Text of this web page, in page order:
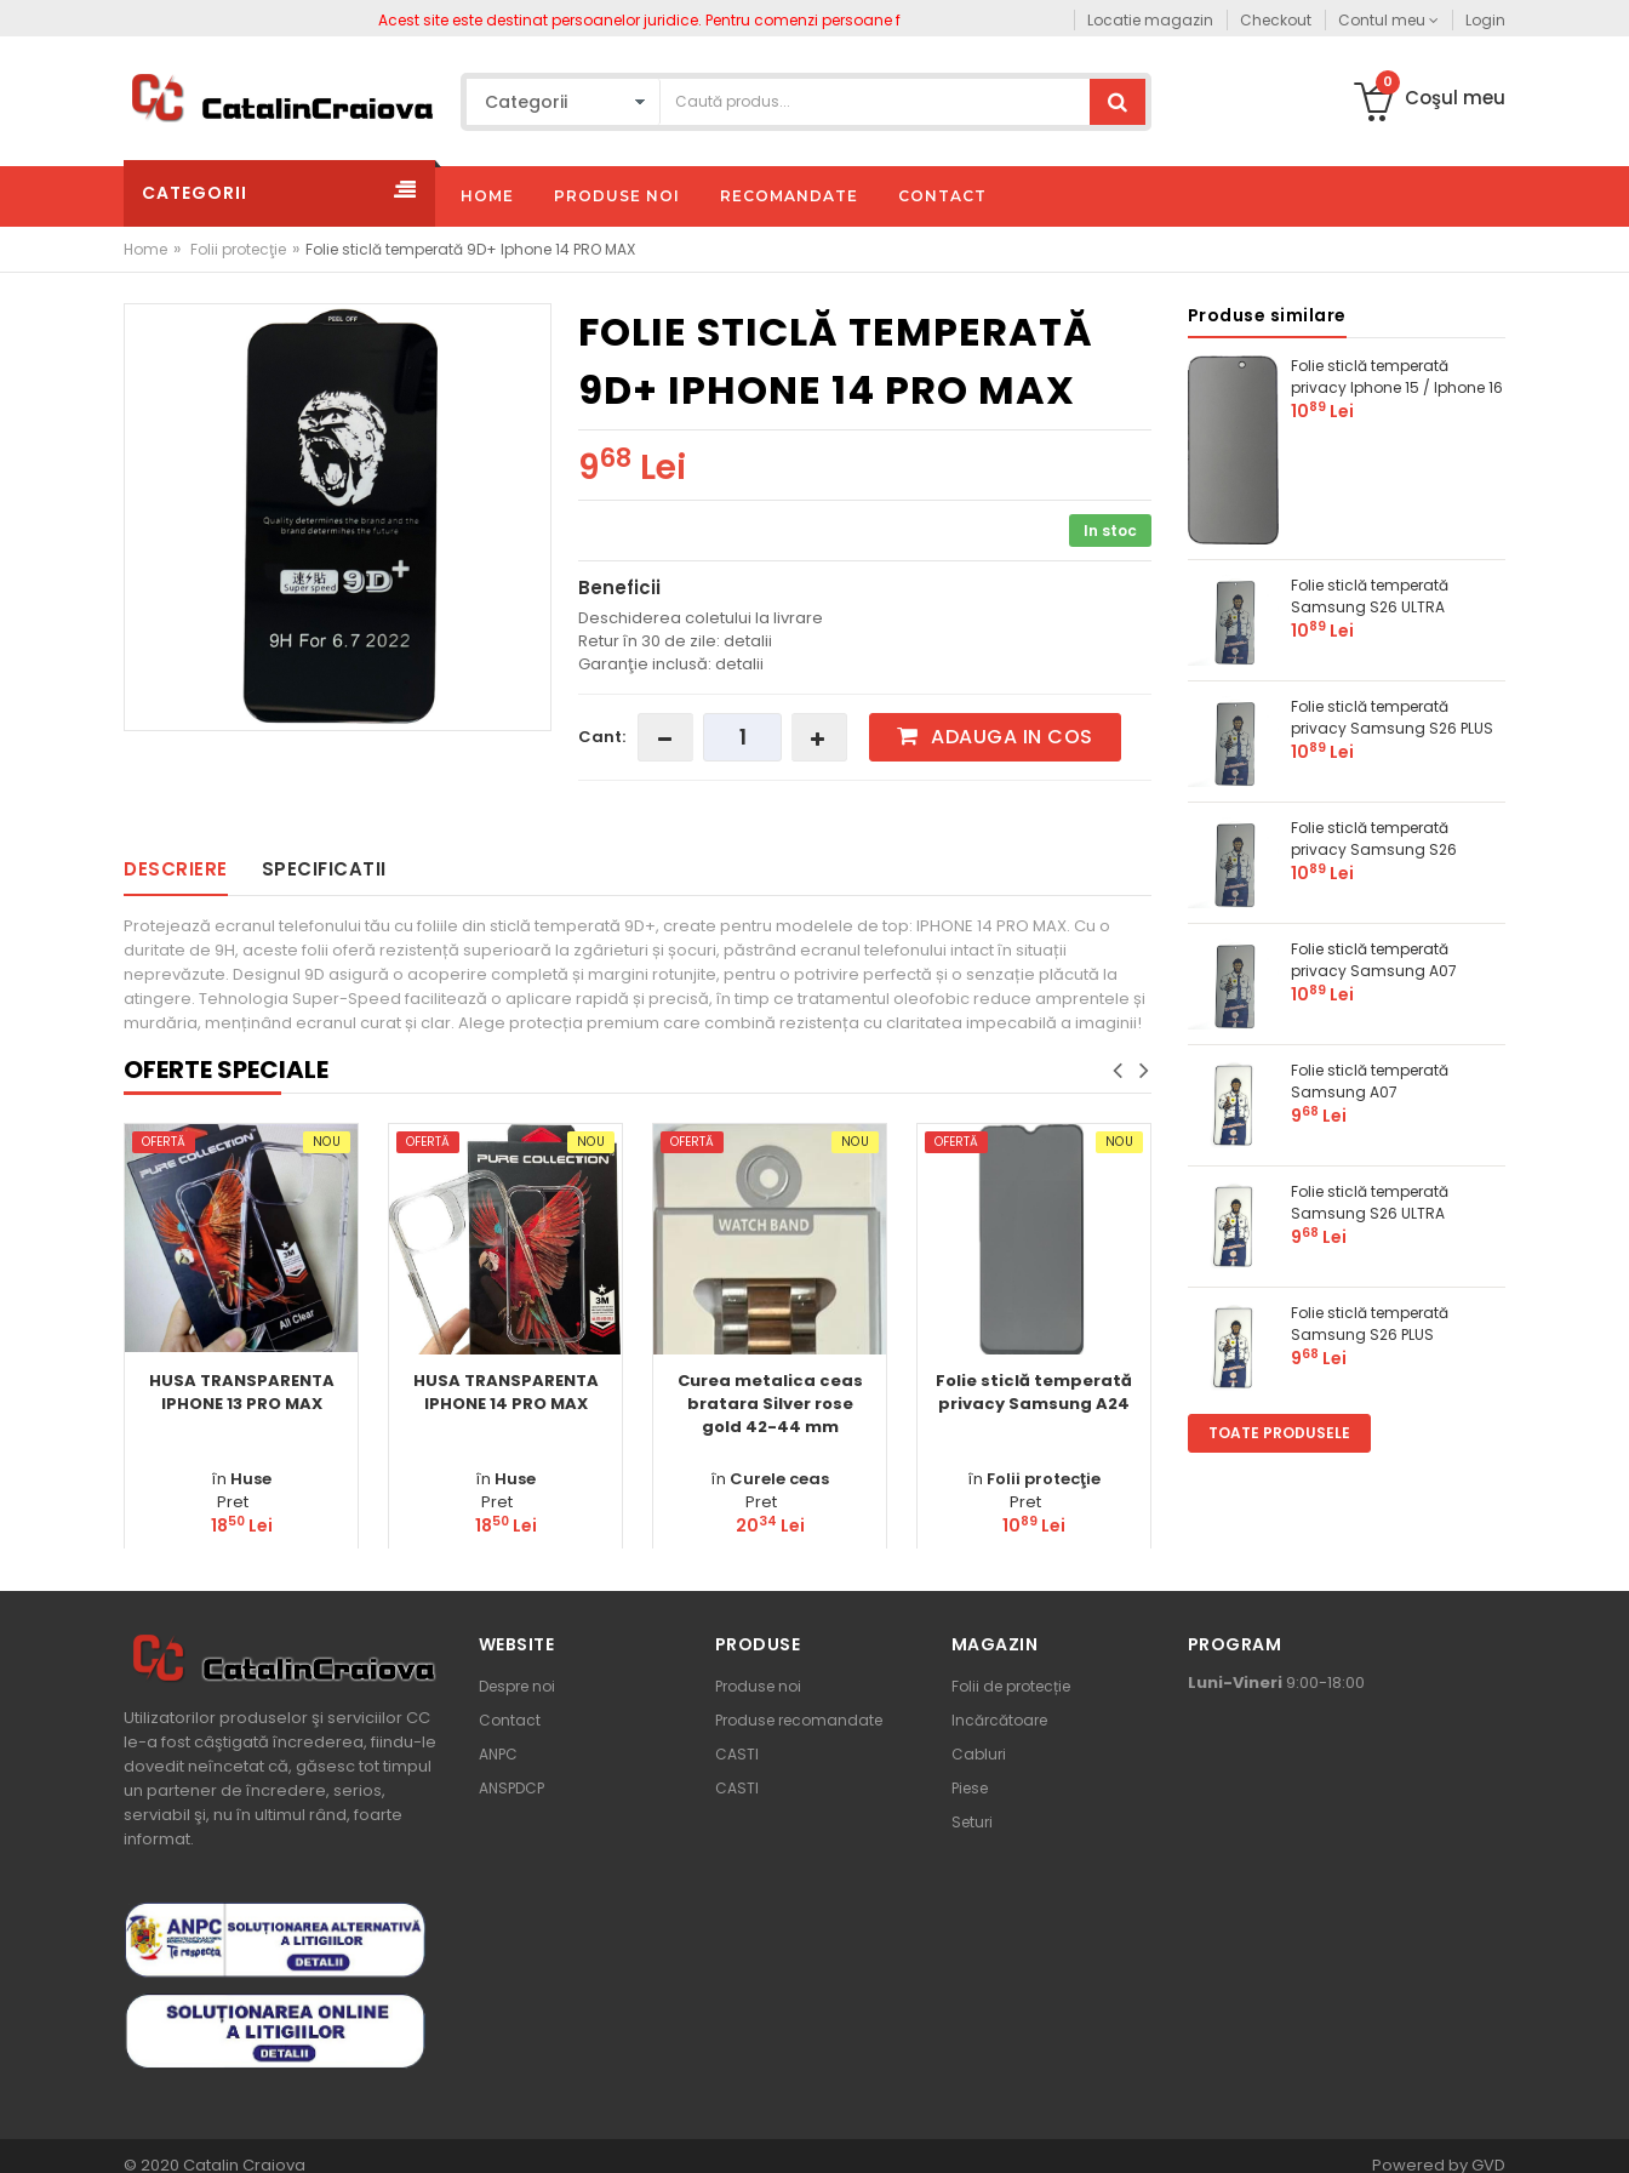
Acest site este destinat persoanelor juridice. Pentru comenzi persoane fizice accesați www.gnpgsm.ro Acest site este destinat persoanelor juridice. Pentru comenzi
Locatie magazin Checkout Contul meu Login
0
Coşul meu
CATEGORII HOME PRODUSE NOI RECOMANDATE CONTACT
Home » Folii protecţie » Folie sticlă temperată 9D+ Iphone 14 PRO MAX
FOLIE STICLĂ TEMPERATĂ
9D+ IPHONE 14 PRO MAX
968 Lei
In stoc
Beneficii
Deschiderea coletului la livrare
Retur în 30 de zile: detalii
Garanţie inclusă: detalii
Cant: ADAUGA IN COS
DESCRIERE SPECIFICATII
Protejează ecranul telefonului tău cu foliile din sticlă temperată 9D+, create pentru modelele de top: IPHONE 14 PRO MAX. Cu o
duritate de 9H, aceste folii oferă rezistență superioară la zgârieturi și șocuri, păstrând ecranul telefonului intact în situații
neprevăzute. Designul 9D asigură o acoperire completă și margini rotunjite, pentru o potrivire perfectă și o senzație plăcută la
atingere. Tehnologia Super-Speed facilitează o aplicare rapidă și precisă, în timp ce tratamentul oleofobic reduce amprentele și
murdăria, menținând ecranul curat și clar. Alege protecția premium care combină rezistența cu claritatea impecabilă a imaginii!
OFERTE SPECIALE
OFERTĂ NOU
HUSA TRANSPARENTA
IPHONE 13 PRO MAX
în Huse
Pret
1850Lei
Comandă
OFERTĂ NOU
HUSA TRANSPARENTA
IPHONE 14 PRO MAX
în Huse
Pret
1850Lei
Comandă
OFERTĂ NOU
Curea metalica ceas
bratara Silver rose
gold 42-44 mm
în Curele ceas
Pret
2034 Lei
Comandă
OFERTĂ NOU
Folie sticlă temperată
privacy Samsung A24
în Folii protecţie
Pret
1089 Lei
Comandă
OFERTĂ
Folie sticlă temperată
Comandă Comandă
Produse similare
Folie sticlă temperată
privacy Iphone 15 / Iphone 16
1089Lei
Folie sticlă temperată
Samsung S26 ULTRA
1089Lei
Folie sticlă temperată
privacy Samsung S26 PLUS
1089Lei
Folie sticlă temperată
privacy Samsung S26
1089Lei
Folie sticlă temperată
privacy Samsung A07
1089Lei
Folie sticlă temperată
Samsung A07
968 Lei
Folie sticlă temperată
Samsung S26 ULTRA
968 Lei
Folie sticlă temperată
Samsung S26 PLUS
968 Lei
TOATE PRODUSELE
Utilizatorilor produselor şi serviciilor CC
le-a fost câştigată încrederea, fiindu-le
dovedit neîncetat că, găsesc tot timpul
un partener de încredere, serios,
serviabil şi, nu în ultimul rând, foarte
informat.
WEBSITE
Despre noi
Contact
ANPC
ANSPDCP
PRODUSE
Produse noi
Produse recomandate
CASTI
CASTI
MAGAZIN
Folii de protecție
Incărcătoare
Cabluri
Piese
Seturi
PROGRAM
Luni-Vineri9:00-18:00
© 2020 Catalin Craiova Powered by GVD